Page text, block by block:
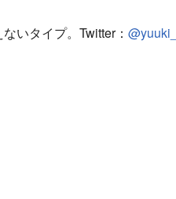
いタイプ。Twitter：